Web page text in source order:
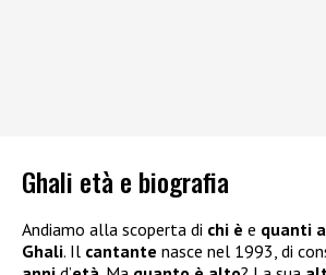
Ghali età e biografia
Andiamo alla scoperta di chi è e quanti
Ghali. Il cantante nasce nel 1993, di